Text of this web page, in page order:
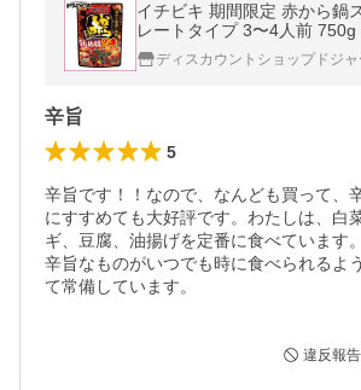
イチビキ 期間限定 赤から鍋
レートタイプ 3〜4人前 750g
0 鍋ディスカウントショップドジャ
辛旨
5
辛旨です！！なので、なんども買って、
にすすめても大好評です。わたしは、白
ギ、豆腐、油揚げを定番に食べています
辛旨なものがいつでも時に食べられるよ
て常備しています。
違反報告